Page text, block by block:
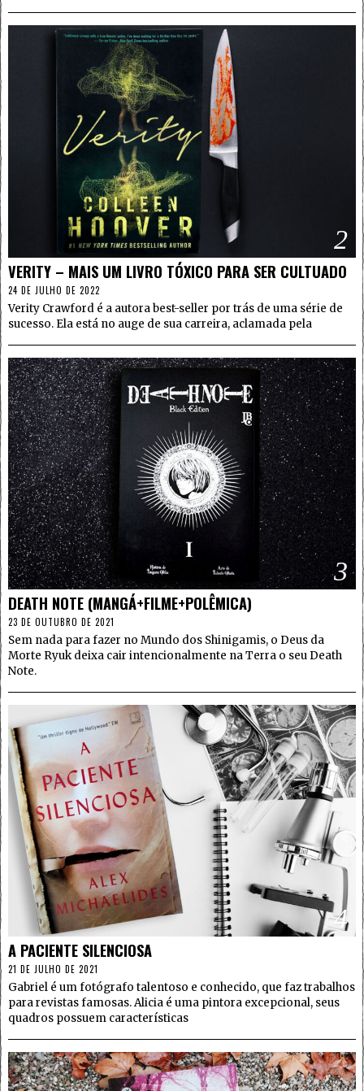
2
VERITY – MAIS UM LIVRO TÓXICO PARA SER CULTUADO
24 DE JULHO DE 2022
Verity Crawford é a autora best-seller por trás de uma série de
sucesso. Ela está no auge de sua carreira, aclamada pela
3
DEATH NOTE (MANGÁ+FILME+POLÊMICA)
23 DE OUTUBRO DE 2021
Sem nada para fazer no Mundo dos Shinigamis, o Deus da
Morte Ryuk deixa cair intencionalmente na Terra o seu Death
Note.
4
A PACIENTE SILENCIOSA
21 DE JULHO DE 2021
Gabriel é um fotógrafo talentoso e conhecido, que faz trabalhos
para revistas famosas. Alicia é uma pintora excepcional, seus
quadros possuem características